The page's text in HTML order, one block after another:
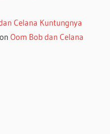
Celana Kuntungnya
onOom Bob dan Celana